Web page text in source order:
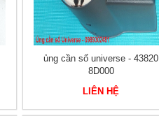
ủng cần số universe - 43820
8D000
LIÊN HỆ